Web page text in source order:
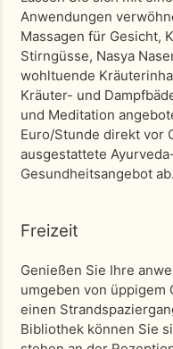
Anwendungen
Massagen für Gesicht,
Stirngüsse, Nasya
wohltuende
Kräuter- und
und Meditation
Euro/Stunde direkt vor
ausgestattete
Gesundheitsangebot ab.
Freizeit
Genießen Sie Ihre
umgeben von üppigem
einen
Bibliothek können Sie